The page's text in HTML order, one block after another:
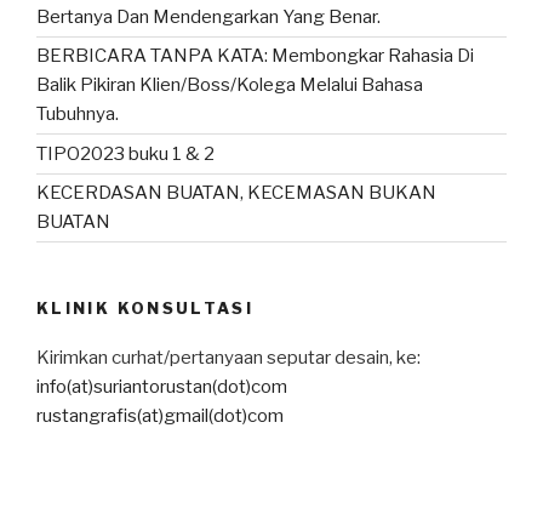
Bertanya Dan Mendengarkan Yang Benar.
BERBICARA TANPA KATA: Membongkar Rahasia Di
Balik Pikiran Klien/Boss/Kolega Melalui Bahasa
Tubuhnya.
TIPO2023 buku 1 & 2
KECERDASAN BUATAN, KECEMASAN BUKAN
BUATAN
KLINIK KONSULTASI
Kirimkan curhat/pertanyaan seputar desain, ke:
info(at)suriantorustan(dot)com
rustangrafis(at)gmail(dot)com